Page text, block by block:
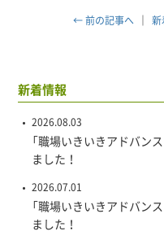
← 前の記事へ 新
新着情報
2026.08.03
「職場いきいきアドバン
ました！
2026.07.01
「職場いきいきアドバン
ました！